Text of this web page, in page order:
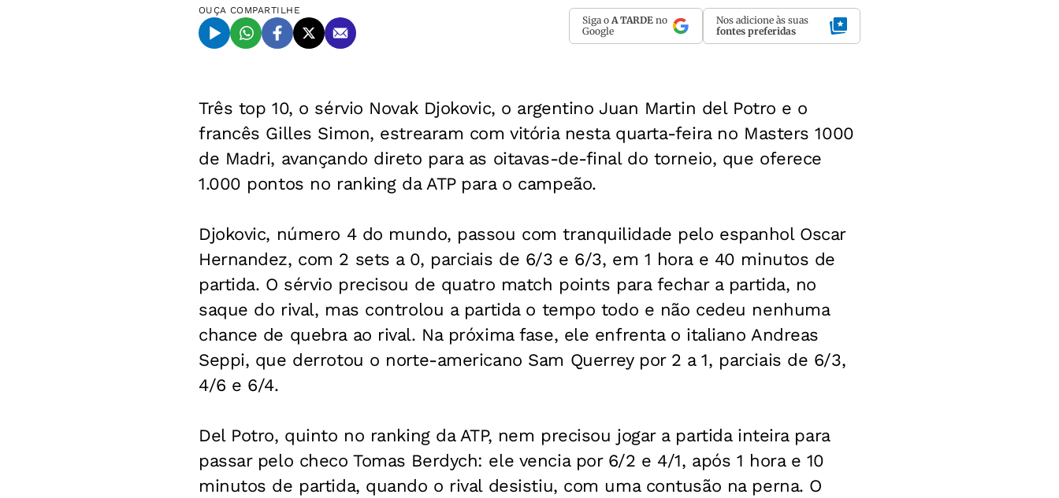
OUÇA COMPARTILHE
Siga o A TARDE no
Google
Nos adicione às suas
fontes preferidas
Três top 10, o sérvio Novak Djokovic, o argentino Juan Martin del Potro e o
francês Gilles Simon, estrearam com vitória nesta quarta-feira no Masters 1000
de Madri, avançando direto para as oitavas-de-final do torneio, que oferece
1.000 pontos no ranking da ATP para o campeão.
Djokovic, número 4 do mundo, passou com tranquilidade pelo espanhol Oscar
Hernandez, com 2 sets a 0, parciais de 6/3 e 6/3, em 1 hora e 40 minutos de
partida. O sérvio precisou de quatro match points para fechar a partida, no
saque do rival, mas controlou a partida o tempo todo e não cedeu nenhuma
chance de quebra ao rival. Na próxima fase, ele enfrenta o italiano Andreas
Seppi, que derrotou o norte-americano Sam Querrey por 2 a 1, parciais de 6/3,
4/6 e 6/4.
Del Potro, quinto no ranking da ATP, nem precisou jogar a partida inteira para
passar pelo checo Tomas Berdych: ele vencia por 6/2 e 4/1, após 1 hora e 10
minutos de partida, quando o rival desistiu, com uma contusão na perna. O